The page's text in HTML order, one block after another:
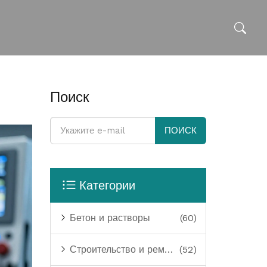
Поиск
ПОИСК
Категории
Бетон и растворы (60)
Строительство и ремонт (52)